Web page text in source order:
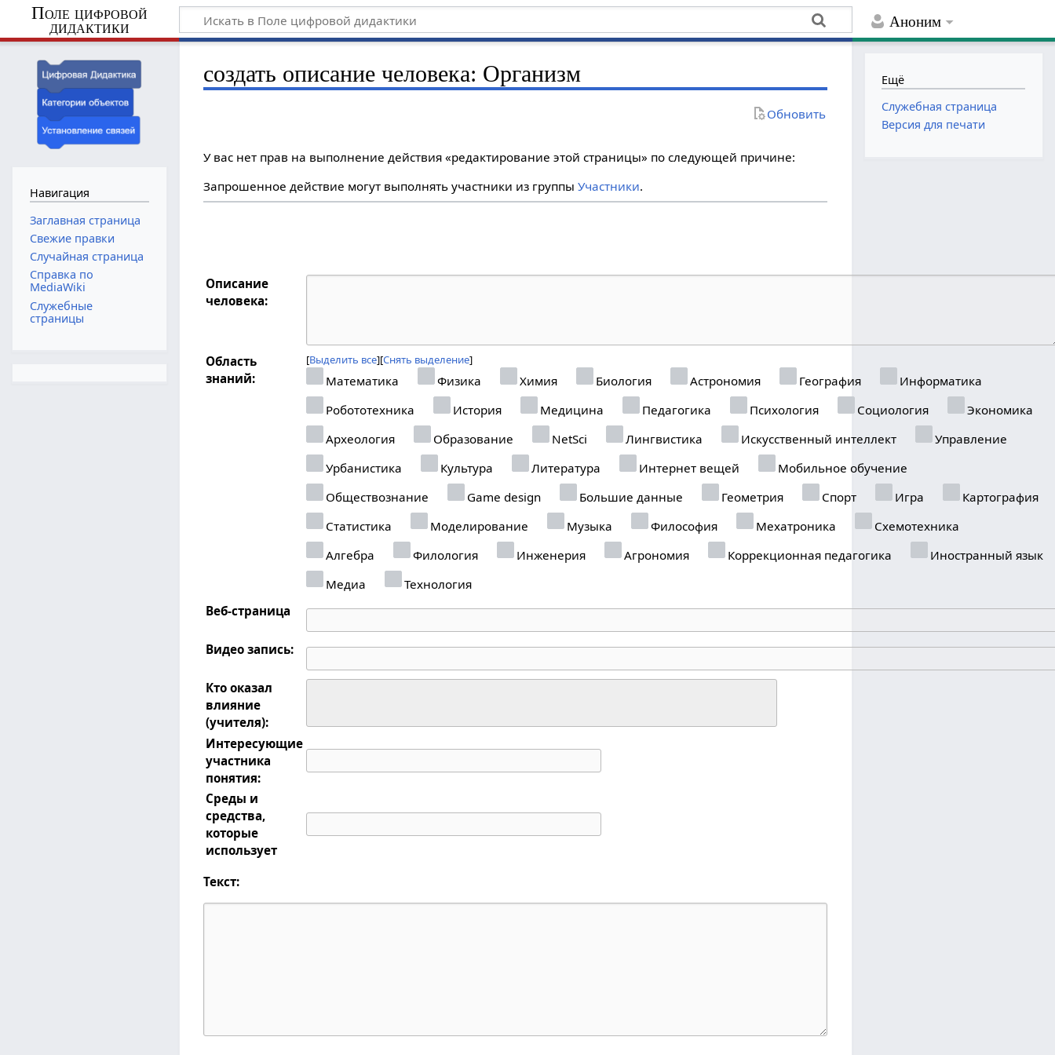
Аноним
Поле цифровой
дидактики
создать описание человека: Организм
Обновить
У вас нет прав на выполнение действия «редактирование этой страницы» по следующей причине:
Запрошенное действие могут выполнять участники из группыУчастники.
Описание
человека:
Область
знаний:
Выделить все Снять выделение
Математика Физика Химия Биология Астрономия География
Информатика
Робототехника
История Медицина Педагогика Психология Социология
Экономика
Археология
Образование NetSci Лингвистика Искусственный интеллект
Управление
Урбанистика
Культура Литература Интернет вещей
Мобильное обучение
Обществознание
Game design Большие данные Геометрия Спорт Игра
Картография
Статистика
Моделирование Музыка Философия Мехатроника
Схемотехника
Алгебра
Филология Инженерия Агрономия Коррекционная педагогика
Иностранный язык
Медиа
Технология
Веб-страница
Видео запись:
Кто оказал
влияние
(учителя):
Интересующие
участника
понятия:
Среды и
средства,
которые
использует
Текст:
Навигация
Заглавная страница
Свежие правки
Случайная страница
Справка по
MediaWiki
Служебные
страницы
Ещё
Служебная страница
Версия для печати